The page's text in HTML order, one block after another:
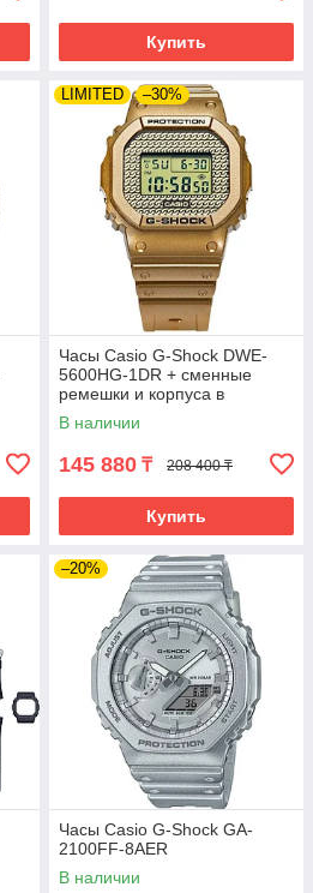
Купить
LIMITED –30%
Часы Casio G-Shock DWE-
5600HG-1DR + сменные
ремешки и корпуса в
комплекте. Лимитированная
серия.
В наличии
145 880 ₸ 208 400 ₸
Купить
–20%
Часы Casio G-Shock GA-
2100FF-8AER
В наличии